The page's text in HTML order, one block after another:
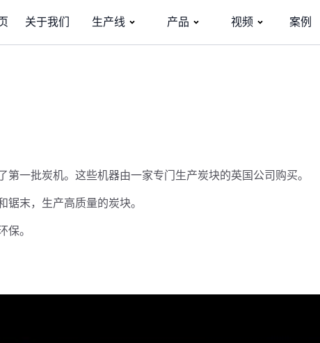
关于我们 生产线 产品 视频 案例
第一批炭机。这些机器由一家专门生产炭块的英国公司购买。
末，生产高质量的炭块。
。